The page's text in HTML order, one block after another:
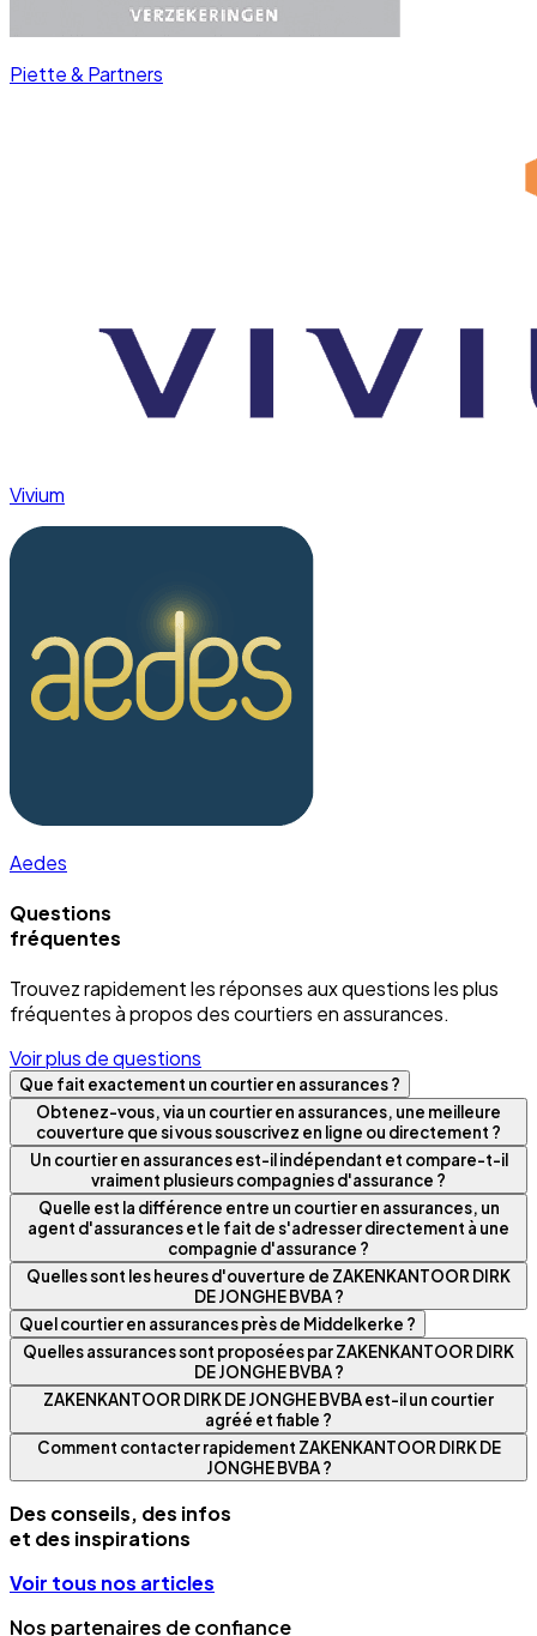
Piette & Partners
Vivium
Aedes
Questions
fréquentes
Trouvez rapidement les réponses aux questions les plus
fréquentes à propos des courtiers en assurances.
Voir plus de questions
Que fait exactement un courtier en assurances ?
Obtenez-vous, via un courtier en assurances, une meilleure
couverture que si vous souscrivez en ligne ou directement ?
Un courtier en assurances est-il indépendant et compare-t-il
vraiment plusieurs compagnies d'assurance ?
Quelle est la différence entre un courtier en assurances, un
agent d'assurances et le fait de s'adresser directement à une
compagnie d'assurance ?
Quelles sont les heures d'ouverture de ZAKENKANTOOR DIRK
DE JONGHE BVBA ?
Quel courtier en assurances près de Middelkerke ?
Quelles assurances sont proposées par ZAKENKANTOOR DIRK
DE JONGHE BVBA ?
ZAKENKANTOOR DIRK DE JONGHE BVBA est-il un courtier
agréé et fiable ?
Comment contacter rapidement ZAKENKANTOOR DIRK DE
JONGHE BVBA ?
Des conseils, des infos
et des inspirations
Voir tous nos articles
Nos partenaires de confiance